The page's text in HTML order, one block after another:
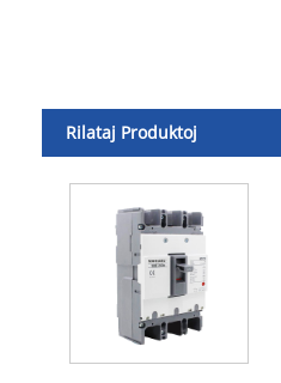
Rilataj Produktoj